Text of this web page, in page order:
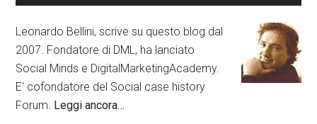
Leonardo Bellini, scrive su questo blog dal
2007. Fondatore di DML, ha lanciato
Social Minds e DigitalMarketingAcademy.
E' cofondatore del Social case history
Forum. Leggi ancora…